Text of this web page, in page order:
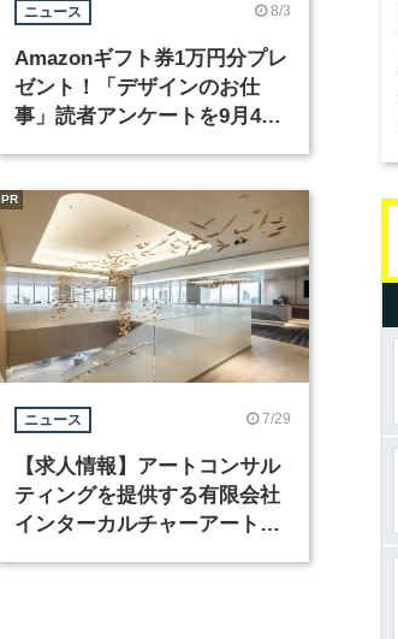
ニュース 8/3
Amazonギフト券1万円分プレ
ゼント！「デザインのお仕
事」読者アンケートを9月4日
ニュース 7/29
【求人情報】アートコンサル
ティングを提供する有限会社
インターカルチャーアート
PR